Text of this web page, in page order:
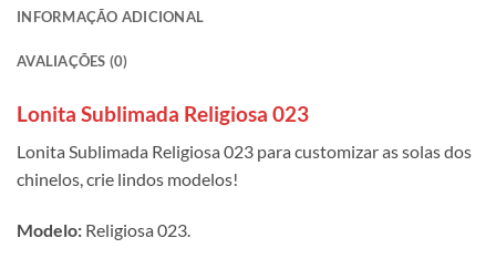
INFORMAÇÃO ADICIONAL
AVALIAÇÕES (0)
Lonita Sublimada Religiosa 023
Lonita Sublimada Religiosa 023 para customizar as solas dos
chinelos, crie lindos modelos!
Modelo: Religiosa 023.